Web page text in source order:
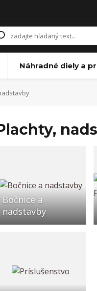
Náhradné diely a
Bočnice a
nadstavby